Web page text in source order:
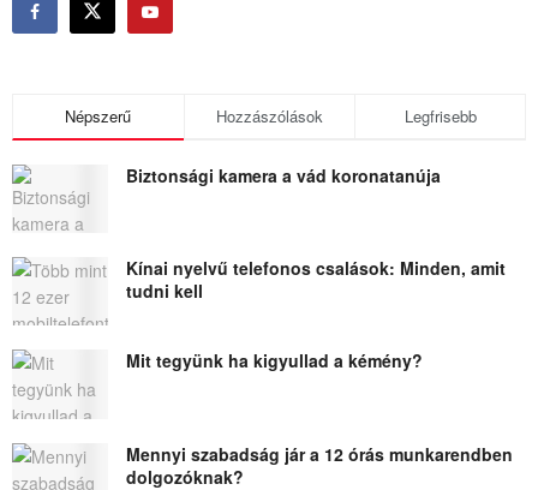
Népszerű Hozzászólások Legfrisebb
Biztonsági kamera a vád koronatanúja
Kínai nyelvű telefonos csalások: Minden, amit
tudni kell
Mit tegyünk ha kigyullad a kémény?
Mennyi szabadság jár a 12 órás munkarendben
dolgozóknak?